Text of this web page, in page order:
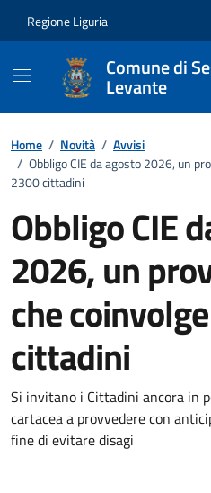
Regione Liguria
Comune di
Levante
Home / Novità / Avvisi
/ Obbligo CIE da agosto 2026, un
2300 cittadini
Obbligo CIE
2026, un
che
cittadini
Dettagli della
Si invitano i Cittadini ancora in
cartacea a provvedere con
fine di evitare disagi